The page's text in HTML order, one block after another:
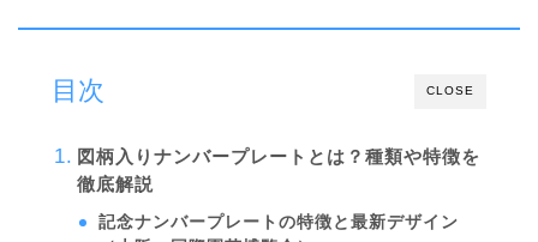
CLOSE
目次
図柄入りナンバープレートとは？種類や特徴を
徹底解説
記念ナンバープレートの特徴と最新デザイン